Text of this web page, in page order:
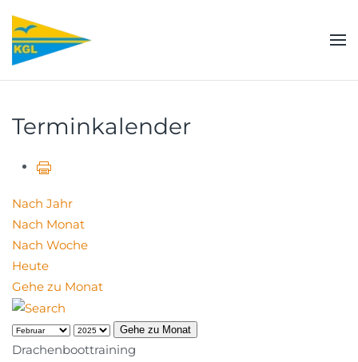
Zum Hauptinhalt springen
Terminkalender
Nach Jahr
Nach Monat
Nach Woche
Heute
Gehe zu Monat
Gehe zu Monat
Drachenboottraining